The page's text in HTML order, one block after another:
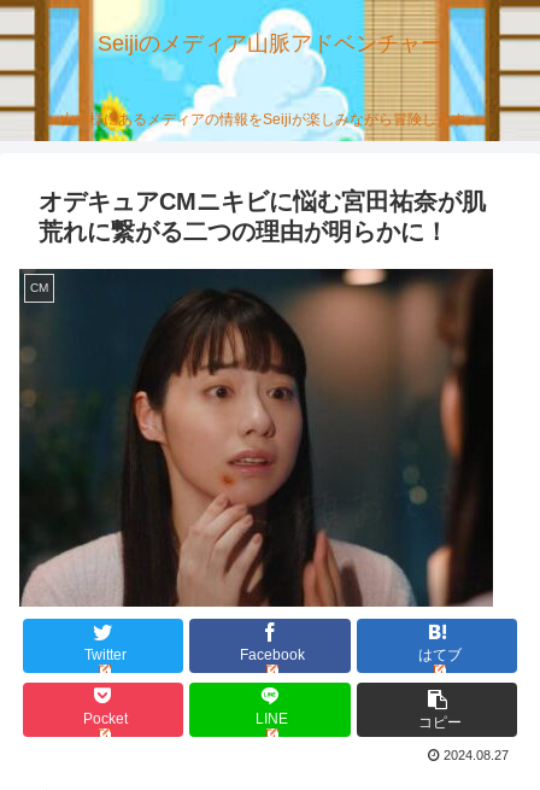
Seijiのメディア山脈アドベンチャー
山の様にあるメディアの情報をSeijiが楽しみながら冒険します。
オデキュアCMニキビに悩む宮田祐奈が肌
荒れに繋がる二つの理由が明らかに！
CM
Twitter Facebook はてブ
Pocket LINE コピー
2024.08.27